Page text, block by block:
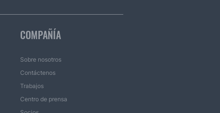
COMPAÑÍA
Sobre nosotros
Contáctenos
Trabajos
Centro de prensa